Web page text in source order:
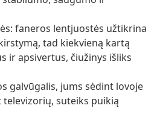
faneros lentjuostės užtikrina
tad kiekvieną kartą
ir apsivertus, čiužinys išliks
galvūgalis, jums sėdint lovoje
suteiks puikią